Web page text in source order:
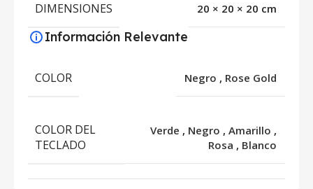
DIMENSIONES 20 × 20 × 20 cm
Información Relevante
COLOR Negro , Rose Gold
COLOR DEL
TECLADO
Verde , Negro , Amarillo ,
Rosa , Blanco